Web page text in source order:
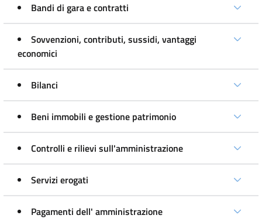
Bandi di gara e contratti
Sovvenzioni, contributi, sussidi, vantaggi
economici
Bilanci
Beni immobili e gestione patrimonio
Controlli e rilievi sull'amministrazione
Servizi erogati
Pagamenti dell' amministrazione